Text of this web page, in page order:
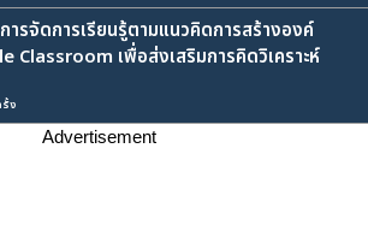
รจัดการเรียนรู้ตามแนวคิดการสร้างองค์
Classroom เพื่อส่งเสริมการคิดวิเคราะห์
รั้ง
Advertisement